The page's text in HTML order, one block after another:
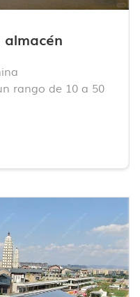
rango de 10 a 50
enrollables,
reforzado (650–
viento, a la lluvia y a
en